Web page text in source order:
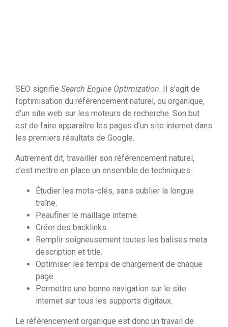
SEO signifie Search Engine Optimization . Il s’agit de
l’optimisation du référencement naturel, ou organique,
d’un site web sur les moteurs de recherche. Son but
est de faire apparaître les pages d’un site internet dans
les premiers résultats de Google.
Autrement dit, travailler son référencement naturel,
c’est mettre en place un ensemble de techniques :
Étudier les mots-clés, sans oublier la longue
traîne.
Peaufiner le maillage interne.
Créer des backlinks.
Remplir soigneusement toutes les balises meta
description et title.
Optimiser les temps de chargement de chaque
page.
Permettre une bonne navigation sur le site
internet sur tous les supports digitaux.
Le référencement organique est donc un travail de